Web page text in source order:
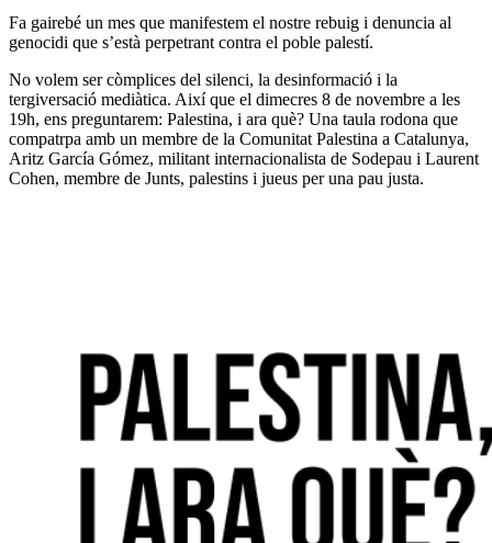
Fa gairebé un mes que manifestem el nostre rebuig i denuncia al
genocidi que s’està perpetrant contra el poble palestí.
No volem ser còmplices del silenci, la desinformació i la
tergiversació mediàtica. Així que el dimecres 8 de novembre a les
19h, ens preguntarem: Palestina, i ara què? Una taula rodona que
compatrpa amb un membre de la Comunitat Palestina a Catalunya,
Aritz García Gómez, militant internacionalista de Sodepau i Laurent
Cohen, membre de Junts, palestins i jueus per una pau justa.